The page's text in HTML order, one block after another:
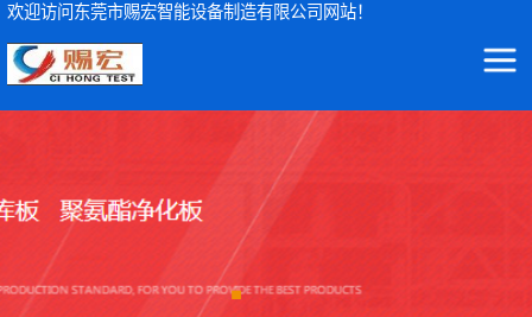
欢迎访问东莞市赐宏智能设备制造有限公司网站！
东莞市赐宏智能设备制造有限公司
AOI检测仪
ICT治具